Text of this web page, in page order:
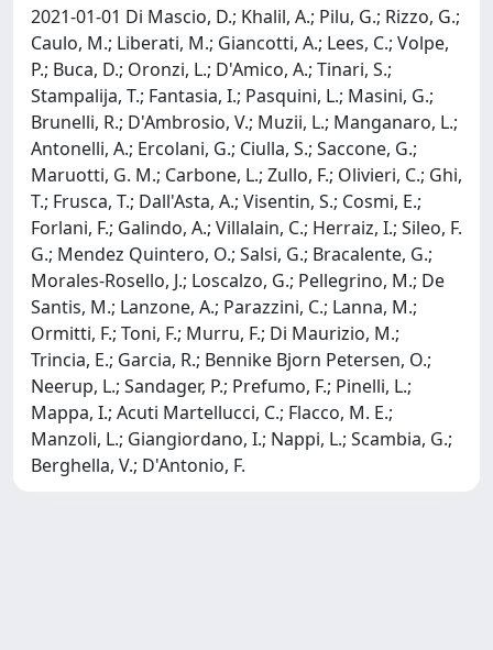
2021-01-01 Di Mascio, D.; Khalil, A.; Pilu, G.; Rizzo, G.;
Caulo, M.; Liberati, M.; Giancotti, A.; Lees, C.; Volpe,
P.; Buca, D.; Oronzi, L.; D'Amico, A.; Tinari, S.;
Stampalija, T.; Fantasia, I.; Pasquini, L.; Masini, G.;
Brunelli, R.; D'Ambrosio, V.; Muzii, L.; Manganaro, L.;
Antonelli, A.; Ercolani, G.; Ciulla, S.; Saccone, G.;
Maruotti, G. M.; Carbone, L.; Zullo, F.; Olivieri, C.; Ghi,
T.; Frusca, T.; Dall'Asta, A.; Visentin, S.; Cosmi, E.;
Forlani, F.; Galindo, A.; Villalain, C.; Herraiz, I.; Sileo, F.
G.; Mendez Quintero, O.; Salsi, G.; Bracalente, G.;
Morales-Rosello, J.; Loscalzo, G.; Pellegrino, M.; De
Santis, M.; Lanzone, A.; Parazzini, C.; Lanna, M.;
Ormitti, F.; Toni, F.; Murru, F.; Di Maurizio, M.;
Trincia, E.; Garcia, R.; Bennike Bjorn Petersen, O.;
Neerup, L.; Sandager, P.; Prefumo, F.; Pinelli, L.;
Mappa, I.; Acuti Martellucci, C.; Flacco, M. E.;
Manzoli, L.; Giangiordano, I.; Nappi, L.; Scambia, G.;
Berghella, V.; D'Antonio, F.